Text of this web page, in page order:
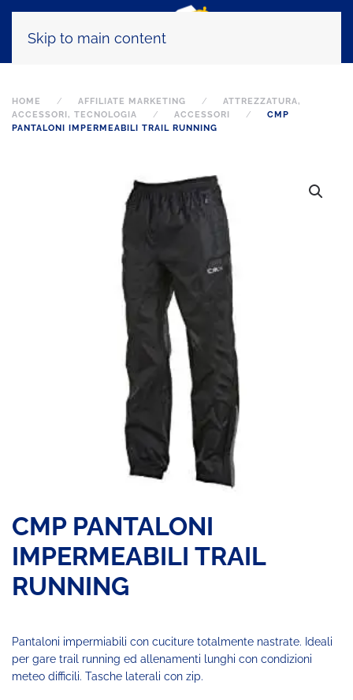
Skip to main content
HOME AFFILIATE MARKETING
ATTREZZATURA,
ACCESSORI, TECNOLOGIA
ACCESSORI
CMP
PANTALONI IMPERMEABILI TRAIL RUNNING
CMP PANTALONI
IMPERMEABILI TRAIL
RUNNING
Pantaloni impermiabili con cuciture totalmente nastrate. Ideali
per gare trail running ed allenamenti lunghi con condizioni
meteo difficili. Tasche laterali con zip.